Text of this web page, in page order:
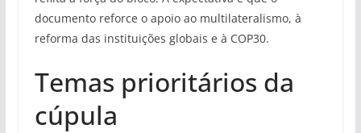
documento reforce o apoio ao multilateralismo, à
reforma das instituições globais e à COP30.
Temas prioritários da
cúpula